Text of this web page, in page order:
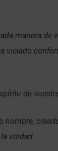
manera de
viciado
de
hombre,
verdad.